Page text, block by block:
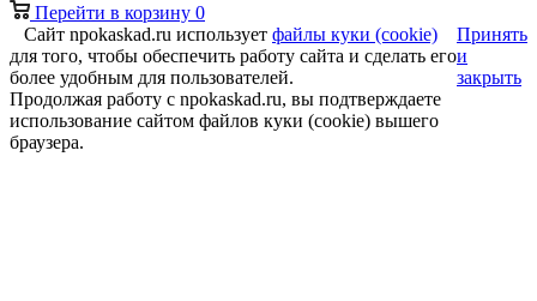
Перейти в корзину 0
Сайт npokaskad.ru использует файлы куки (cookie)
для того, чтобы обеспечить работу сайта и сделать его
более удобным для пользователей.
Продолжая работу с npokaskad.ru, вы подтверждаете
использование сайтом файлов куки (cookie) вышего
браузера.
Принять
и
закрыть